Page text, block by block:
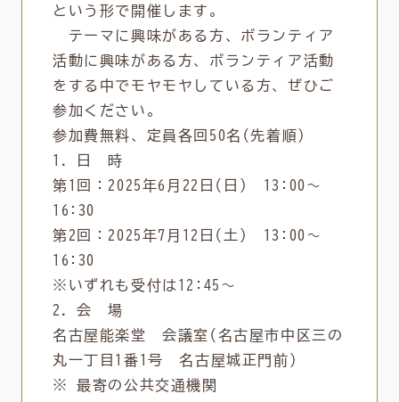
という形で開催します。
テーマに興味がある方、ボランティア
活動に興味がある方、ボランティア活動
をする中でモヤモヤしている方、ぜひご
参加ください。
参加費無料、定員各回50名(先着順)
1．日 時
第1回：2025年6月22日(日) 13:00～
16:30
第2回：2025年7月12日(土) 13:00～
16:30
※いずれも受付は12:45～
2．会 場
名古屋能楽堂 会議室(名古屋市中区三の
丸一丁目1番1号 名古屋城正門前)
※ 最寄の公共交通機関